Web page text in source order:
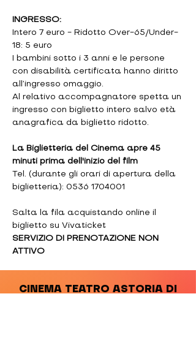
INGRESSO:
Intero 7 euro - Ridotto Over-65/Under-
18: 5 euro
I bambini sotto i 3 anni e le persone
con disabilità certificata hanno diritto
all’ingresso omaggio.
Al relativo accompagnatore spetta un
ingresso con biglietto intero salvo età
anagrafica da biglietto ridotto.
La Biglietteria del Cinema apre 45
minuti prima dell'inizio del film
Tel. (durante gli orari di apertura della
biglietteria): 0536 1704001
Salta la fila acquistando online il
biglietto su Vivaticket
SERVIZIO DI PRENOTAZIONE NON
ATTIVO
CINEMA TEATRO ASTORIA DI